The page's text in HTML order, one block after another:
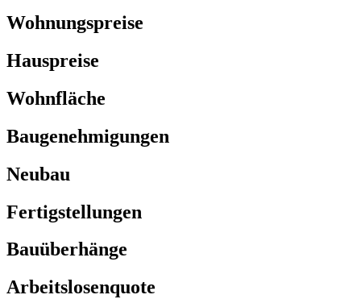
Wohnungspreise
Hauspreise
Wohnfläche
Baugenehmigungen
Neubau
Fertigstellungen
Bauüberhänge
Arbeitslosenquote